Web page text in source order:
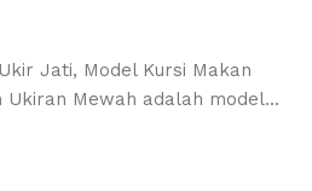
Jati, Model Kursi Makan
Ukiran Mewah adalah model...